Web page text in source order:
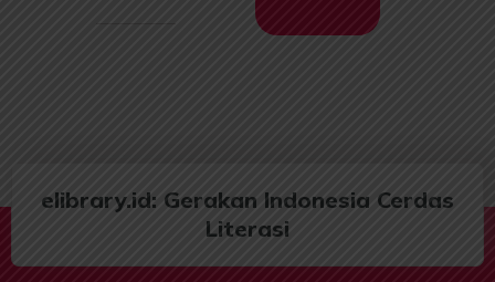
elibrary.id: Gerakan Indonesia Cerdas
Literasi